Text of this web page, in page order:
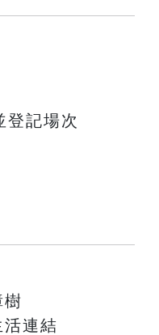
登記場次
樹
連結